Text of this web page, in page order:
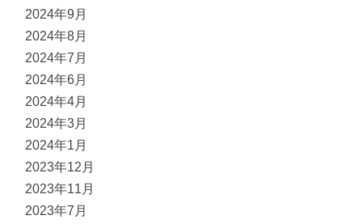
2024年9月
2024年8月
2024年7月
2024年6月
2024年4月
2024年3月
2024年1月
2023年12月
2023年11月
2023年7月